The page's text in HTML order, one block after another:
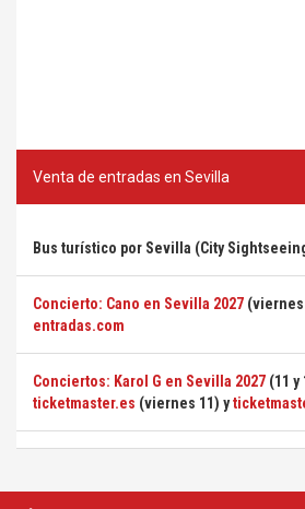
Venta de entradas en Sevilla
Bus turístico por Sevilla (City
Concierto: Cano en Sevilla 2027 (viernes
entradas.com
Conciertos: Karol G en Sevilla 2027 (11
ticketmaster.es (viernes 11) y